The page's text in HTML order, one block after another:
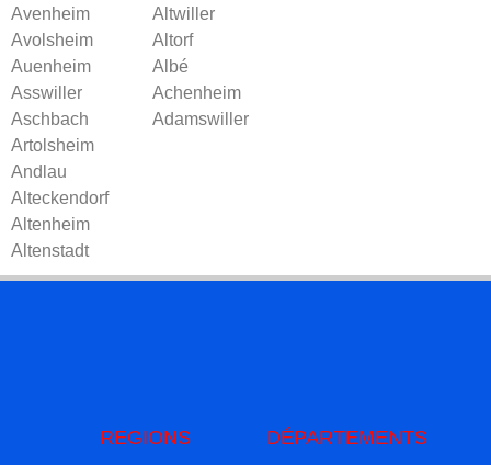
Avenheim
Avolsheim
Auenheim
Asswiller
Aschbach
Artolsheim
Andlau
Alteckendorf
Altenheim
Altenstadt
Altwiller
Altorf
Albé
Achenheim
Adamswiller
REGIONS
DÉPARTEMENTS